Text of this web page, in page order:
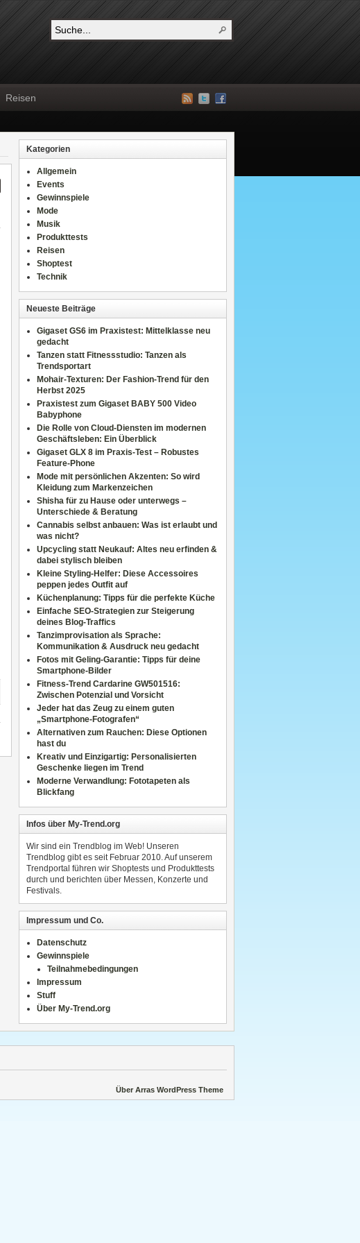
Reisen
Kategorien
Allgemein
Events
Gewinnspiele
Mode
Musik
Produkttests
Reisen
Shoptest
Technik
Neueste Beiträge
Gigaset GS6 im Praxistest: Mittelklasse neu
gedacht
Tanzen statt Fitnessstudio: Tanzen als
Trendsportart
Mohair-Texturen: Der Fashion-Trend für den
Herbst 2025
Praxistest zum Gigaset BABY 500 Video
Babyphone
Die Rolle von Cloud-Diensten im modernen
Geschäftsleben: Ein Überblick
Gigaset GLX 8 im Praxis-Test – Robustes
Feature-Phone
Mode mit persönlichen Akzenten: So wird
Kleidung zum Markenzeichen
Shisha für zu Hause oder unterwegs –
Unterschiede & Beratung
Cannabis selbst anbauen: Was ist erlaubt und
was nicht?
Upcycling statt Neukauf: Altes neu erfinden &
dabei stylisch bleiben
Kleine Styling-Helfer: Diese Accessoires
peppen jedes Outfit auf
Küchenplanung: Tipps für die perfekte Küche
Einfache SEO-Strategien zur Steigerung
deines Blog-Traffics
Tanzimprovisation als Sprache:
Kommunikation & Ausdruck neu gedacht
Fotos mit Geling-Garantie: Tipps für deine
Smartphone-Bilder
Fitness-Trend Cardarine GW501516:
Zwischen Potenzial und Vorsicht
Jeder hat das Zeug zu einem guten
„Smartphone-Fotografen“
Alternativen zum Rauchen: Diese Optionen
hast du
Kreativ und Einzigartig: Personalisierten
Geschenke liegen im Trend
Moderne Verwandlung: Fototapeten als
Blickfang
Infos über My-Trend.org
Wir sind ein Trendblog im Web! Unseren
Trendblog gibt es seit Februar 2010. Auf unserem
Trendportal führen wir Shoptests und Produkttests
durch und berichten über Messen, Konzerte und
Festivals.
Impressum und Co.
Datenschutz
Gewinnspiele
Teilnahmebedingungen
Impressum
Stuff
Über My-Trend.org
Über Arras WordPress Theme